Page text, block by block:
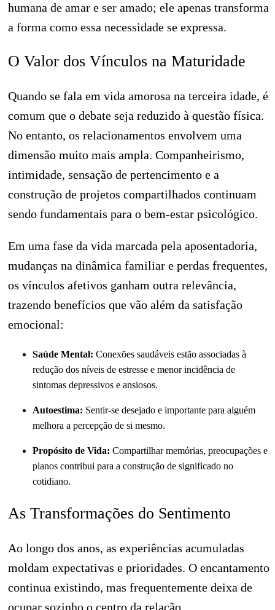
humana de amar e ser amado; ele apenas transforma
a forma como essa necessidade se expressa.
O Valor dos Vínculos na Maturidade
Quando se fala em vida amorosa na terceira idade, é
comum que o debate seja reduzido à questão física.
No entanto, os relacionamentos envolvem uma
dimensão muito mais ampla. Companheirismo,
intimidade, sensação de pertencimento e a
construção de projetos compartilhados continuam
sendo fundamentais para o bem-estar psicológico.
Em uma fase da vida marcada pela aposentadoria,
mudanças na dinâmica familiar e perdas frequentes,
os vínculos afetivos ganham outra relevância,
trazendo benefícios que vão além da satisfação
emocional:
Saúde Mental: Conexões saudáveis estão associadas à
redução dos níveis de estresse e menor incidência de
sintomas depressivos e ansiosos.
Autoestima: Sentir-se desejado e importante para alguém
melhora a percepção de si mesmo.
Propósito de Vida: Compartilhar memórias, preocupações e
planos contribui para a construção de significado no
cotidiano.
As Transformações do Sentimento
Ao longo dos anos, as experiências acumuladas
moldam expectativas e prioridades. O encantamento
continua existindo, mas frequentemente deixa de
ocupar sozinho o centro da relação.